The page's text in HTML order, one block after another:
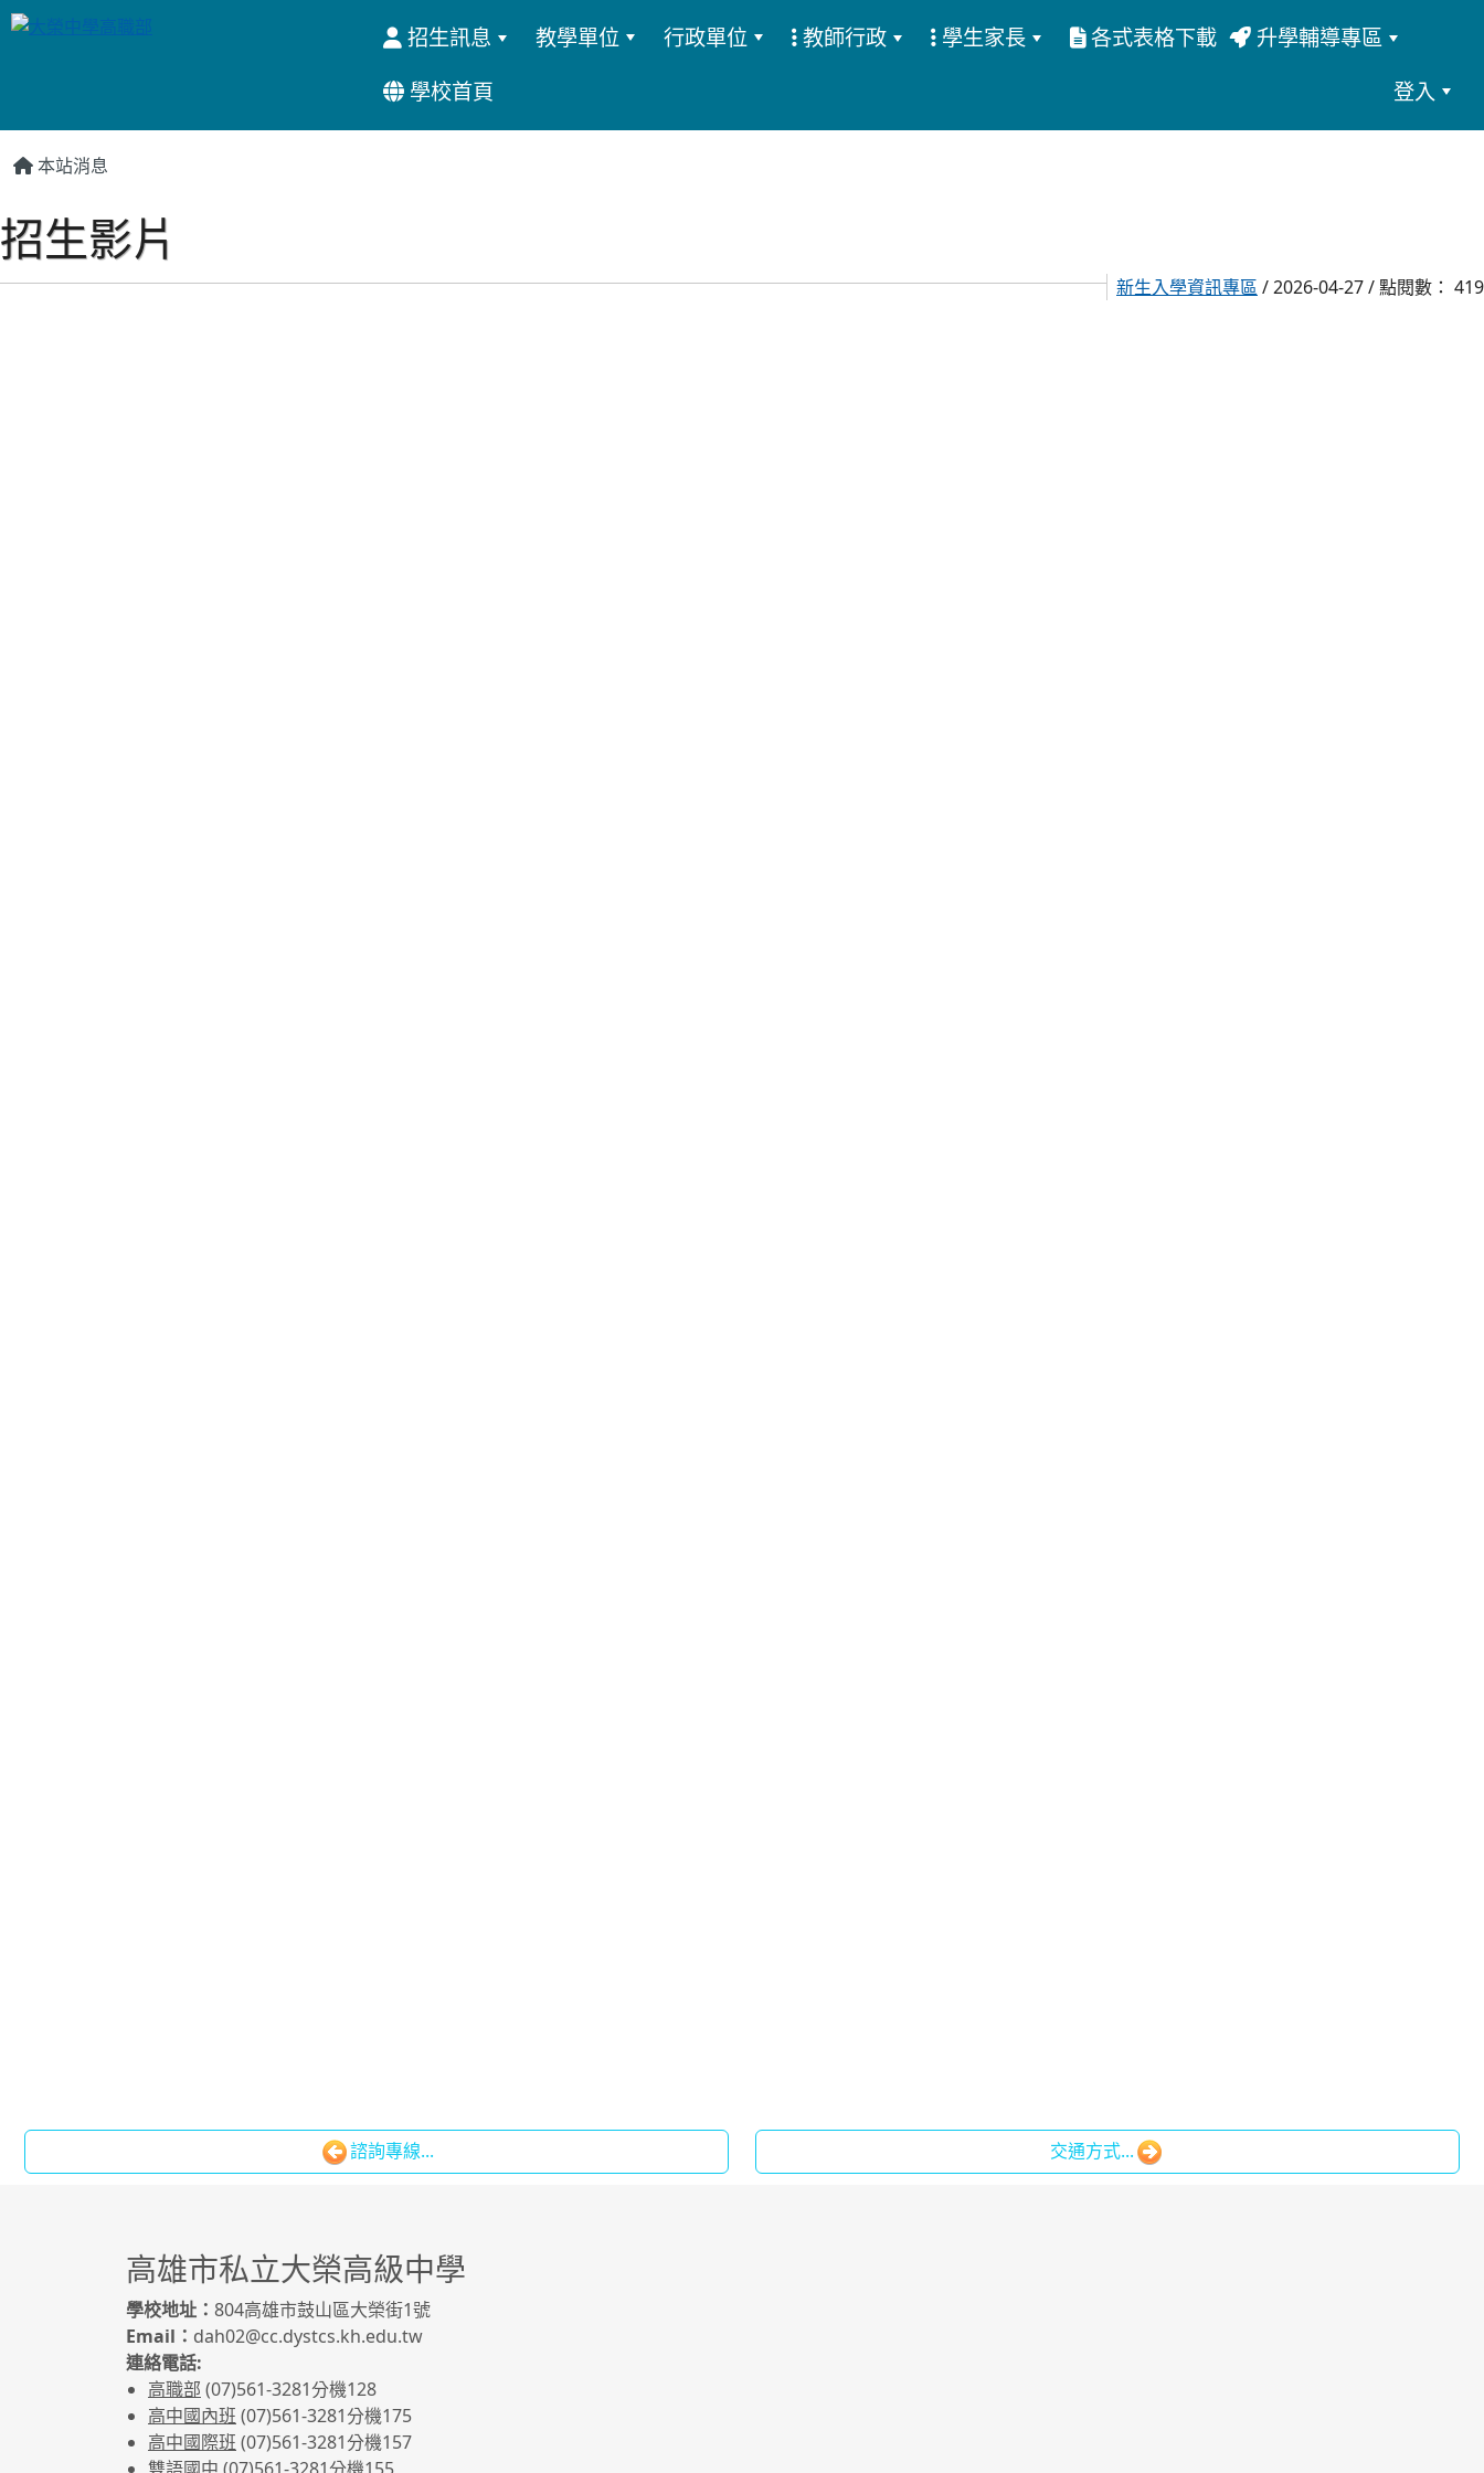
招生訊息 教學單位 行政單位 教師行政 學生家長 各式表格下載
升學輔導專區
學校首頁
登入
本站消息
招生影片
新生入學資訊專區 / 2026-04-27 / 點閱數： 419
諮詢專線... 交通方式...
高雄市私立大榮高級中學
學校地址： 804高雄市鼓山區大榮街1號
Email： dah02@cc.dystcs.kh.edu.tw
連絡電話:
高職部 (07)561-3281分機128
高中國內班 (07)561-3281分機175
高中國際班 (07)561-3281分機157